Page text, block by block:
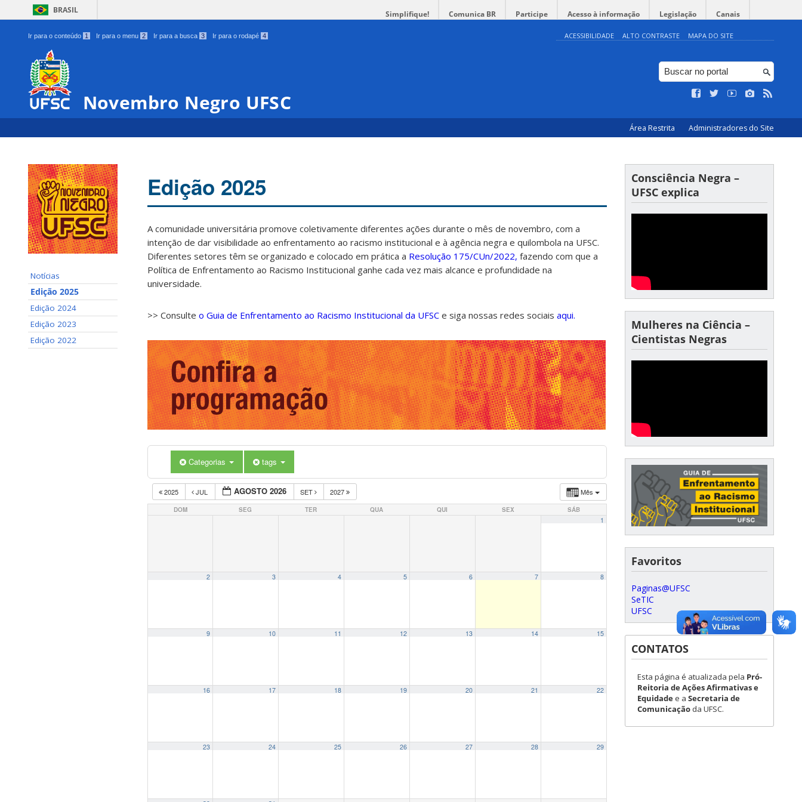
BRASIL Simplifique! Comunica BR Participe Acesso à informação Legislação Canais
Ir para o conteúdo 1 Ir para o menu 2 Ir para a busca 3 Ir para o rodapé 4 ACESSIBILIDADE ALTO CONTRASTE MAPA DO SITE
Novembro Negro UFSC
Área Restrita Administradores do Site
Notícias
Edição 2025
Edição 2024
Edição 2023
Edição 2022
Edição 2025
A comunidade universitária promove coletivamente diferentes ações durante o mês de novembro, com a
intenção de dar visibilidade ao enfrentamento ao racismo institucional e à agência negra e quilombola na UFSC.
Diferentes setores têm se organizado e colocado em prática a Resolução 175/CUn/2022, fazendo com que a
Política de Enfrentamento ao Racismo Institucional ganhe cada vez mais alcance e profundidade na
universidade.
>> Consulte o Guia de Enfrentamento ao Racismo Institucional da UFSC e siga nossas redes sociais aqui.
Categorias tags
Mês
2025 JUL AGOSTO 2026 SET 2027
DOM SEG TER QUA QUI SEX SÁB
1
2 3 4 5 6 7 8
9 10 11 12 13 14 15
16 17 18 19 20 21 22
23 24 25 26 27 28 29
Consciência Negra –
UFSC explica
Mulheres na Ciência –
Cientistas Negras
Favoritos
Paginas@UFSC
SeTIC
UFSC
CONTATOS
Esta página é atualizada pela Pró-
Reitoria de Ações Afirmativas e
Equidadee a Secretaria de
Comunicação da UFSC.